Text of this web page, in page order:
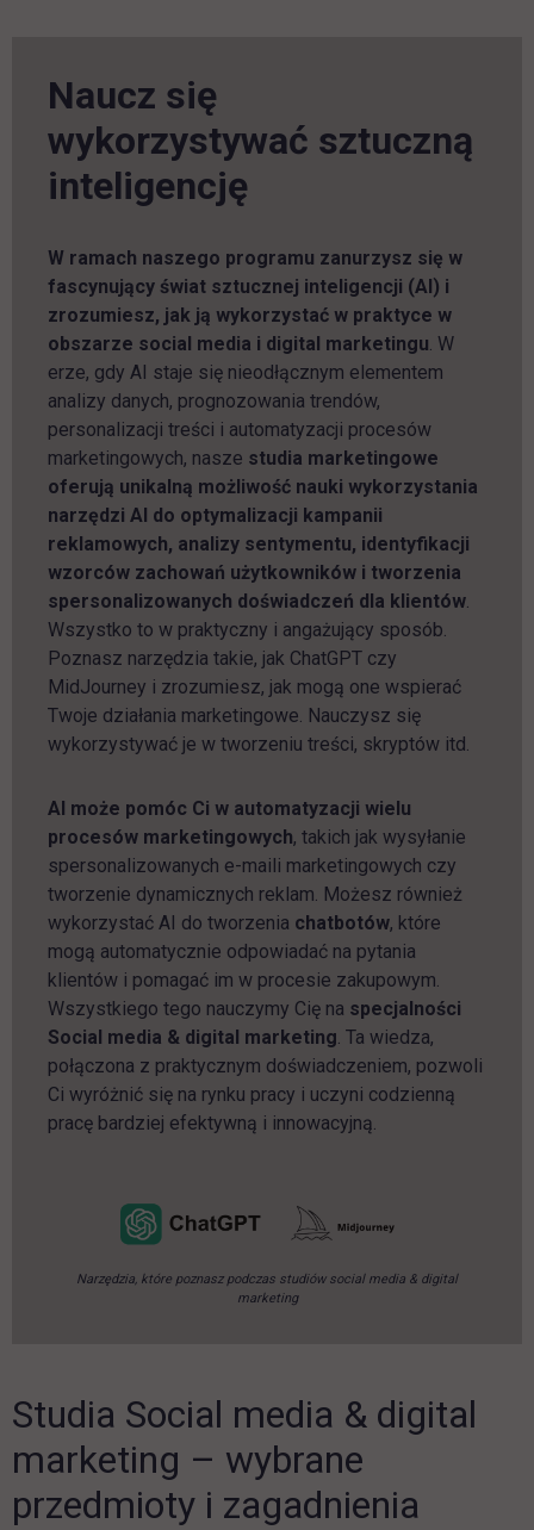
Naucz się
wykorzystywać sztuczną
inteligencję
W ramach naszego programu zanurzysz się w
fascynujący świat sztucznej inteligencji (AI) i
zrozumiesz, jak ją wykorzystać w praktyce w
obszarze social media i digital marketingu. W
erze, gdy AI staje się nieodłącznym elementem
analizy danych, prognozowania trendów,
personalizacji treści i automatyzacji procesów
marketingowych, nasze studia marketingowe
oferują unikalną możliwość nauki wykorzystania
narzędzi AI do optymalizacji kampanii
reklamowych, analizy sentymentu, identyfikacji
wzorców zachowań użytkowników i tworzenia
spersonalizowanych doświadczeń dla klientów.
Wszystko to w praktyczny i angażujący sposób.
Poznasz narzędzia takie, jak ChatGPT czy
MidJourney i zrozumiesz, jak mogą one wspierać
Twoje działania marketingowe. Nauczysz się
wykorzystywać je w tworzeniu treści, skryptów itd.
AI może pomóc Ci w automatyzacji wielu
procesów marketingowych, takich jak wysyłanie
spersonalizowanych e-maili marketingowych czy
tworzenie dynamicznych reklam. Możesz również
wykorzystać AI do tworzenia chatbotów, które
mogą automatycznie odpowiadać na pytania
klientów i pomagać im w procesie zakupowym.
Wszystkiego tego nauczymy Cię na specjalności
Social media & digital marketing. Ta wiedza,
połączona z praktycznym doświadczeniem, pozwoli
Ci wyróżnić się na rynku pracy i uczyni codzienną
pracę bardziej efektywną i innowacyjną.
Narzędzia, które poznasz podczas studiów social media & digital
marketing
Studia Social media & digital
marketing – wybrane
przedmioty i zagadnienia